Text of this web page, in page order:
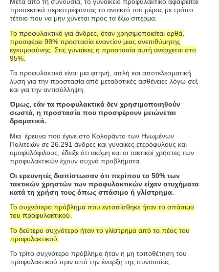
Μετά από τη συνουσία, το γυναικείο προφυλακτικό αφαιρείται
προσεκτικά περιστρέφοντας το ανοικτό του μέρος με τρόπο
τέτοιο που να μην χύνεται προς τα έξω σπέρμα.
Το προφυλακτικό για άνδρες, όταν χρησιμοποιείται ορθά,
προσφέρει 98% προστασία εναντίον μιας ανεπιθύμητης
εγκυμοσύνης. Στις γυναίκες η προστασία αυτή ανέρχεται στο
95%.
Τα προφυλακτικά είναι μια φτηνή, απλή και αποτελεσματική
λύση για την προστασία από μεταδοτικές ασθένειες λόγω σεξ
και για την αντισύλληψη.
Όμως, εάν τα προφυλακτικά δεν χρησιμοποιηθούν
σωστά, η προστασία που προσφέρουν μειώνεται
δραματικά.
Μια έρευνα που έγινε στο Κολοράντο των Ηνωμένων
Πολιτειών σε 26.291 άνδρες και γυναίκες ετερόφυλους και
ομοφυλόφιλους, έδειξε ότι ακόμη και οι τακτικοί χρήστες των
προφυλακτικών έχουν συχνά προβλήματα.
Οι ερευνητές διαπίστωσαν ότι περίπου το 50% των
τακτικών χρηστών των προφυλακτικών είχαν ατυχήματα
κατά τη χρήση τους όπως σπάσιμο ή γλίστρημα.
Το συχνότερο πρόβλημα που εντοπίσθηκε ήταν το σπάσιμο
του προφυλακτικού.
Το δεύτερο συχνότερο ήταν το γλίστρημα από το πέος του
προφυλακτικού.
Το τρίτο συχνότερο πρόβλημα ήταν η μη τοποθέτηση του
προφυλακτικού πριν από την έναρξη της συνουσίας.